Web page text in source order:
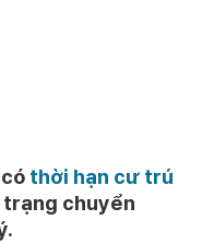
thời hạn cư trú
chuyển